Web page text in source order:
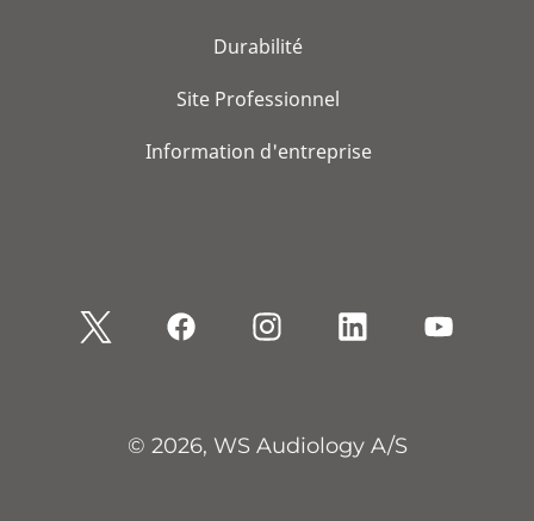
Durabilité
Site Professionnel
Information d'entreprise
© 2026, WS Audiology A/S